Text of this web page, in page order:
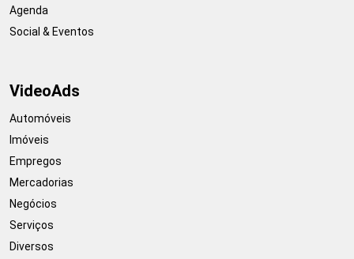
Agenda
Social & Eventos
VideoAds
Automóveis
Imóveis
Empregos
Mercadorias
Negócios
Serviços
Diversos